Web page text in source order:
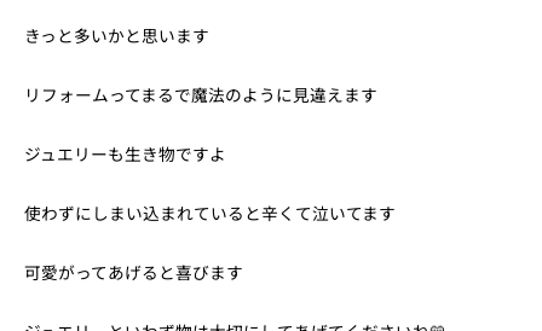
きっと多いかと思います
リフォームってまるで魔法のように見違えます
ジュエリーも生き物ですよ
使わずにしまい込まれていると辛くて泣いてます
可愛がってあげると喜びます